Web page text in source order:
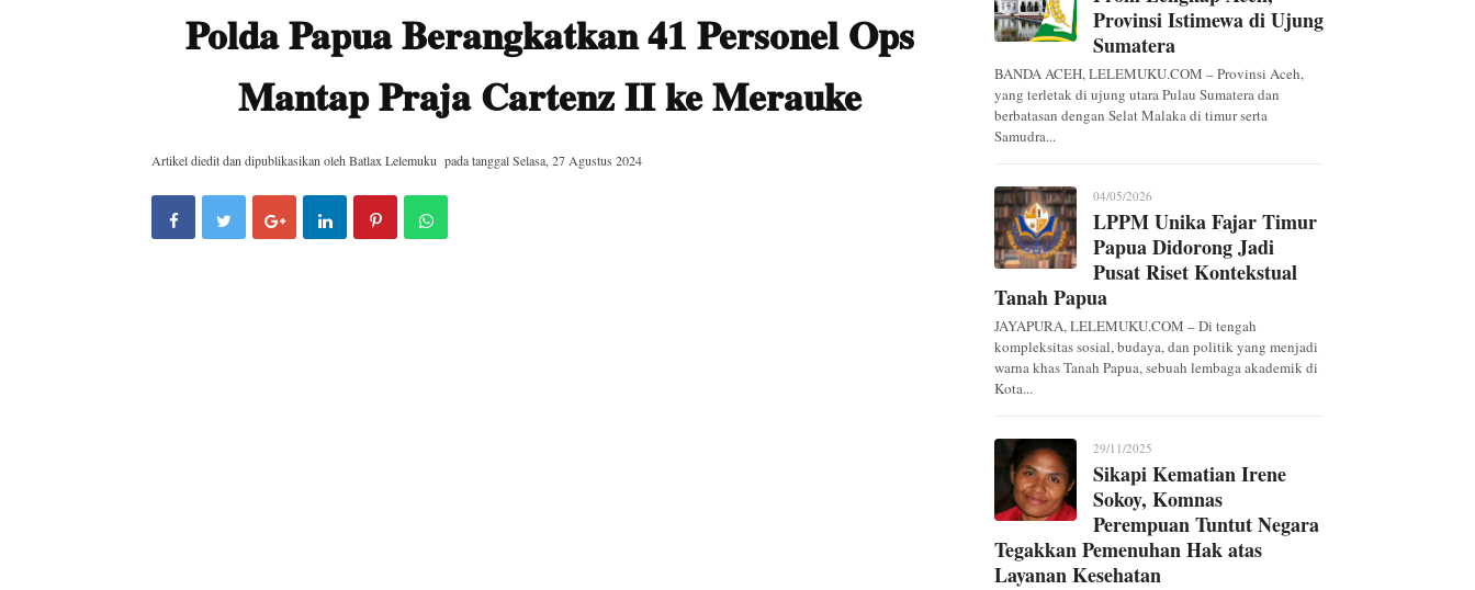
Polda Papua Berangkatkan 41 Personel Ops
Mantap Praja Cartenz II ke Merauke
Artikel diedit dan dipublikasikan oleh Batlax Lelemuku pada tanggalSelasa, 27 Agustus 2024
Provinsi Istimewa di Ujung
Sumatera
BANDA ACEH, LELEMUKU.COM – Provinsi Aceh,
yang terletak di ujung utara Pulau Sumatera dan
berbatasan dengan Selat Malaka di timur serta
Samudra...
04/05/2026
LPPM Unika Fajar Timur
Papua Didorong Jadi
Pusat Riset Kontekstual
Tanah Papua
JAYAPURA, LELEMUKU.COM – Di tengah
kompleksitas sosial, budaya, dan politik yang menjadi
warna khas Tanah Papua, sebuah lembaga akademik di
Kota...
29/11/2025
Sikapi Kematian Irene
Sokoy, Komnas
Perempuan Tuntut Negara
Tegakkan Pemenuhan Hak atas
Layanan Kesehatan